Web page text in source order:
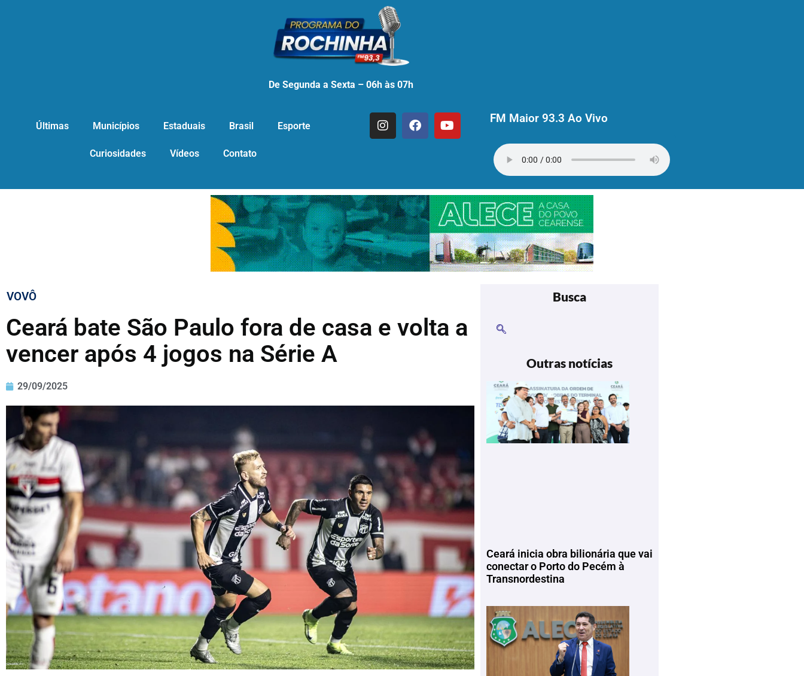
De Segunda a Sexta – 06h às 07h
Últimas Municípios Estaduais Brasil Esporte
Curiosidades Vídeos Contato
FM Maior 93.3 Ao Vivo
VOVÔ
Ceará bate São Paulo fora de casa e volta a
vencer após 4 jogos na Série A
29/09/2025
Busca
Outras notícias
Ceará inicia obra bilionária que vai
conectar o Porto do Pecém à
Transnordestina